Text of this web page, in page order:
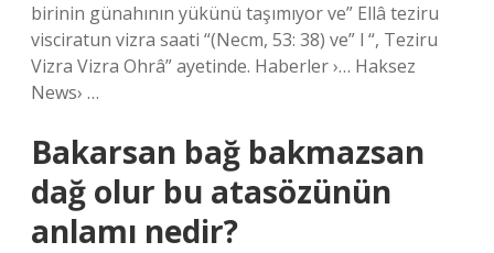
birinin günahının yükünü taşımıyor ve” Ellâ teziru
visciratun vizra saati “(Necm, 53: 38) ve” l “, Teziru
Vizra Vizra Ohrâ” ayetinde. Haberler ›… Haksez
News› …
Bakarsan bağ bakmazsan
dağ olur bu atasözünün
anlamı nedir?